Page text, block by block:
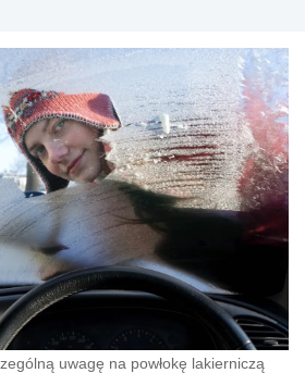
uwagę na powłokę lakierniczą